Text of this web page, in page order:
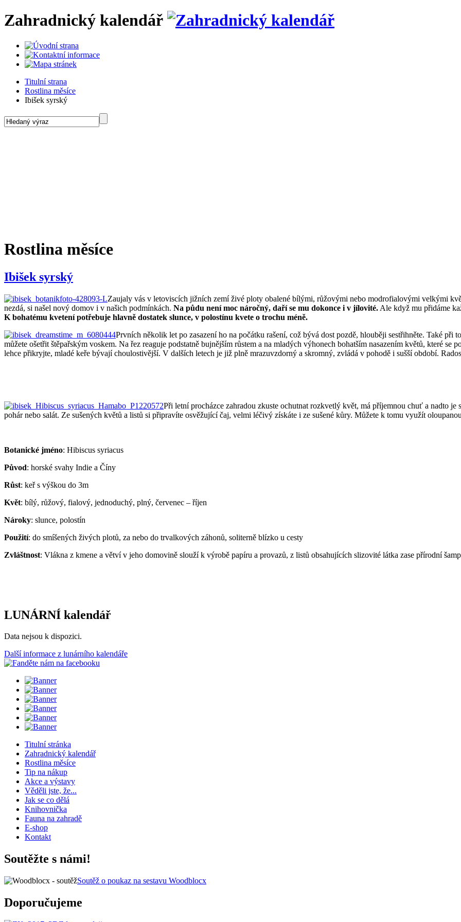
Zahradnický kalendář
Titulní strana
Rostlina měsíce
Ibišek syrský
Rostlina měsíce
Ibišek syrský
Zaujaly vás v letoviscích jižních zemí živé ploty obalené bílými, růžovými nebo modrofialovými velkými
nezdá, si našel nový domov i v našich podmínkách. Na půdu není moc náročný, daří se mu dokonce i v jílovité. Ale když mu přidáme
K bohatému kvetení potřebuje hlavně dostatek slunce, v polostínu kvete o trochu méně.
Prvních několik let po zasazení ho na počátku rašení, což bývá dost pozdě, hlouběji sestřihněte. Také při
můžete ošetřit štěpařským voskem. Na řez reaguje podstatně bujnějším růstem a na mladých výhonech bohatším nasazením květů, které
lehce přikryjte, mladé keře bývají choulostivější. V dalších letech je již plně mrazuvzdorný a skromný, zvládá v pohodě i sušší období.
Při letní procházce zahradou zkuste ochutnat rozkvetlý květ, má příjemnou chuť a nadto
pohár nebo salát. Ze sušených květů a listů si připravíte osvěžující čaj, velmi léčivý získáte i ze sušené kůry. Můžete k tomu využít
Botanické jméno: Hibiscus syriacus
Původ: horské svahy Indie a Číny
Růst: keř s výškou do 3m
Květ: bílý, růžový, fialový, jednoduchý, plný, červenec – říjen
Nároky: slunce, polostín
Použití: do smíšených živých plotů, za nebo do trvalkových záhonů, soliterně blízko u cesty
Zvláštnost: Vlákna z kmene a větví v jeho domovině slouží k výrobě papíru a provazů, z listů obsahujících slizovité látka zase přírodní
LUNÁRNÍ kalendář
Data nejsou k dispozici.
Další informace z lunárního kalendáře
Titulní stránka
Zahradnický kalendář
Rostlina měsíce
Tip na nákup
Akce a výstavy
Věděli jste, že...
Jak se co dělá
Knihovnička
Fauna na zahradě
E-shop
Kontakt
Soutěžte s námi!
Soutěž o poukaz na sestavu Woodblocx
Doporučujeme